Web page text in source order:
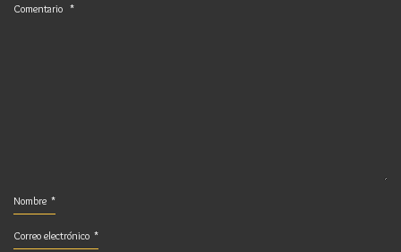
Comentario *
Nombre *
Correo electrónico *